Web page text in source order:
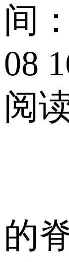
间
08
阅
的